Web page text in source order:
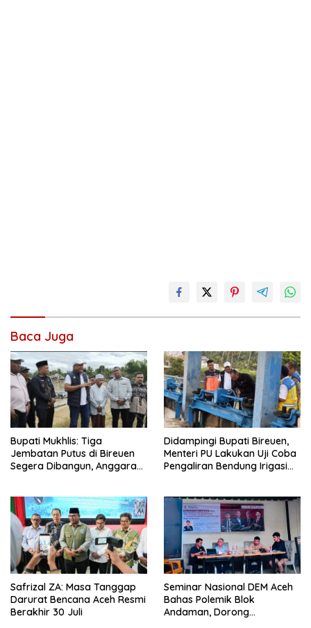
Baca Juga
Bupati Mukhlis: Tiga
Jembatan Putus di Bireuen
Segera Dibangun, Anggaran
Didampingi Bupati Bireuen,
Menteri PU Lakukan Uji Coba
Pengaliran Bendung Irigasi
Safrizal ZA: Masa Tanggap
Darurat Bencana Aceh Resmi
Berakhir 30 Juli
Seminar Nasional DEM Aceh
Bahas Polemik Blok
Andaman, Dorong